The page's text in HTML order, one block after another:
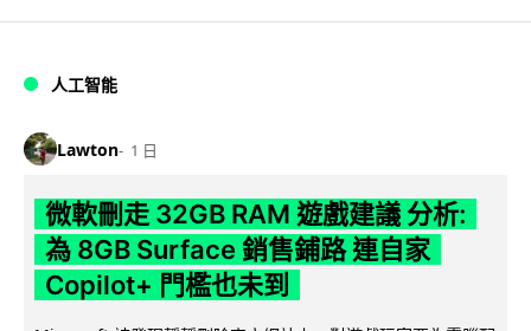
人工智能
Lawton 1 日
微軟刪走 32GB RAM 遊戲建議 分析:
為 8GB Surface 銷售鋪路 連自家
Copilot+ 門檻也未到